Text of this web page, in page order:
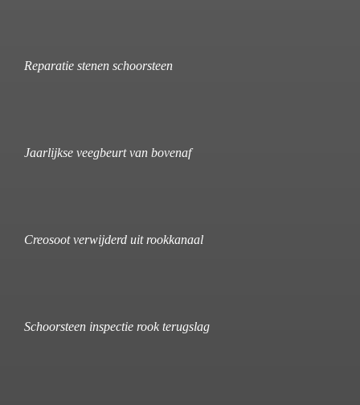
Reparatie stenen schoorsteen
Jaarlijkse veegbeurt van bovenaf
Creosoot verwijderd uit rookkanaal
Schoorsteen inspectie rook terugslag